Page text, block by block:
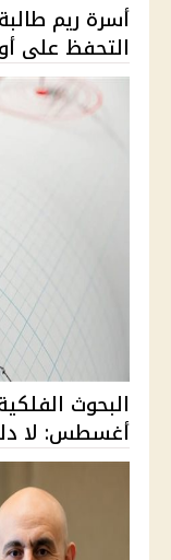
التحفظ على
أغسطس: لا